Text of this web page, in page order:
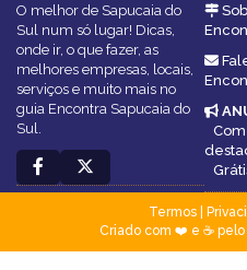
O melhor de Sapucaia do
Sul num só lugar! Dicas,
onde ir, o que fazer, as
melhores empresas, locais,
serviços e muito mais no
guia Encontra Sapucaia do
Sul.
Com
Termos|
Criado com ❤️ e ☕